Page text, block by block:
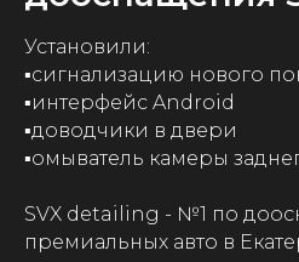
Установили:
▪️сигнализацию нового
▪️интерфейс Android
▪️доводчики в двери
▪️омыватель камеры
SVX detailing - №1 по
премиальных авто в